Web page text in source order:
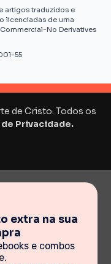
artigos traduzidos e
licenciadas de uma
No Derivatives
55
de Cristo. Todos os
Privacidade.
extra na sua
e combos